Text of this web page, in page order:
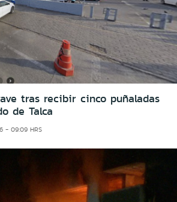
tras recibir cinco puñaladas
de Talca
- 09:09 HRS